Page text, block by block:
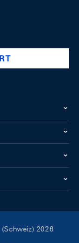
swiss-national-
2026